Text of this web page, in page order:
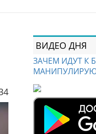
ВИДЕО ДНЯ
ЗАЧЕМ ИДУТ К